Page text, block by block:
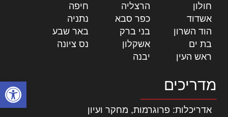
פתח
חולון
הרצליה חיפה
אשדוד
כפר סבא נתניה
הוד השרון
בני ברק באר שבע
בת ים
אשקלון נס ציונה
ראש העין
יבנה
מדריכים
אדריכלות: פרוגרמות, מחקר ועיון